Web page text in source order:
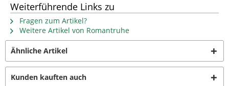
Weiterführende Links zu
Fragen zum Artikel?
Weitere Artikel von Romantruhe
Ähnliche Artikel
Kunden kauften auch